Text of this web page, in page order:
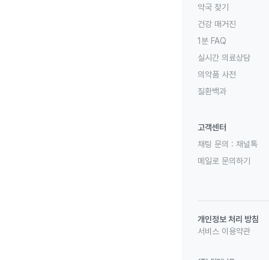
약국 찾기
건강 매거진
1분 FAQ
실시간 의료상담
의약품 사전
질환백과
고객센터
채팅 문의 : 채널톡
메일로 문의하기
개인정보 처리 방침
서비스 이용약관